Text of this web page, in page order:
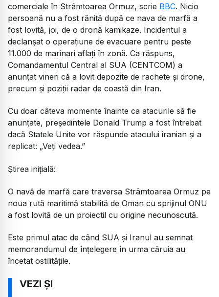
comerciale în Strâmtoarea Ormuz, scrie BBC. Nicio
persoană nu a fost rănită după ce nava de marfă a
fost lovită, joi, de o dronă kamikaze. Incidentul a
declanșat o operațiune de evacuare pentru peste
11.000 de marinari aflați în zonă. Ca răspuns,
Comandamentul Central al SUA (CENTCOM) a
anunțat vineri că a lovit depozite de rachete și drone,
precum și poziții radar de coastă din Iran.
Cu doar câteva momente înainte ca atacurile să fie
anunțate, președintele Donald Trump a fost întrebat
dacă Statele Unite vor răspunde atacului iranian și a
replicat: „Veți vedea.”
Știrea inițială:
O navă de marfă care traversa Strâmtoarea Ormuz pe
noua rută maritimă stabilită de Oman cu sprijinul ONU
a fost lovită de un proiectil cu origine necunoscută.
Este primul atac de când SUA şi Iranul au semnat
memorandumul de înţelegere în urma căruia au
încetat ostilităţile.